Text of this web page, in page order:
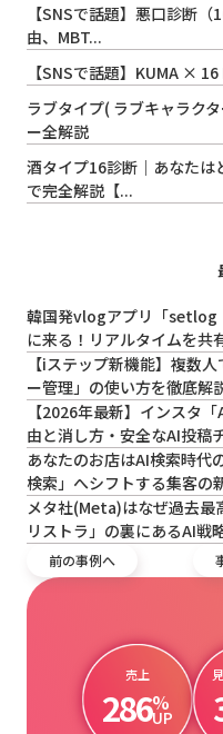
【SNSで話題】悪口診断
由、MBT...
【SNSで話題】KUMA ×
ラブタイプ( ラブキャラク
ー全解説
酒タイプ16診断｜あなたは
で完全解説【...
韓国発vlogアプリ「setlog
に来る！リアルタイムを共
【iステップ新機能】複数
ー管理」の使い方を徹底解
【2026年最新】インスタ
由と消し方・安全なAI投稿
あなたのお店はAI検索時代
検索」へシフトする集客の
メタ社(Meta)はなぜ過去最
リストラ」の裏にあるAI戦
前の事例へ
売上
286%
UP